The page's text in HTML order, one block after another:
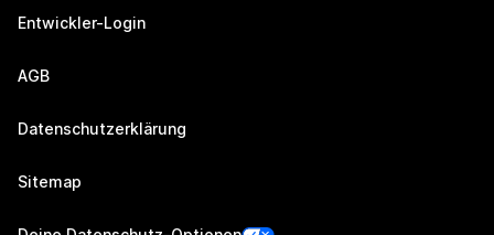
Entwickler-Login
AGB
Datenschutzerklärung
Sitemap